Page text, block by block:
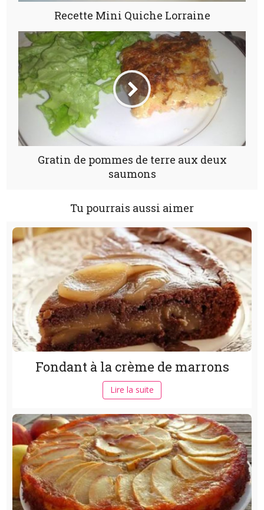
Recette Mini Quiche Lorraine
Gratin de pommes de terre aux deux
saumons
Tu pourrais aussi aimer
Fondant à la crème de marrons
Lire la suite